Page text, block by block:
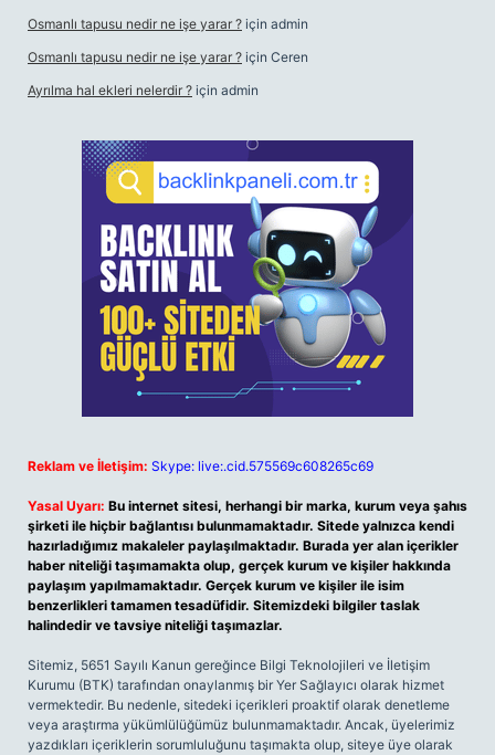
Osmanlı tapusu nedir ne işe yarar ? için admin
Osmanlı tapusu nedir ne işe yarar ? için Ceren
Ayrılma hal ekleri nelerdir ? için admin
Reklam ve İletişim: Skype: live:.cid.575569c608265c69
Yasal Uyarı: Bu internet sitesi, herhangi bir marka, kurum veya şahıs
şirketi ile hiçbir bağlantısı bulunmamaktadır. Sitede yalnızca kendi
hazırladığımız makaleler paylaşılmaktadır. Burada yer alan içerikler
haber niteliği taşımamakta olup, gerçek kurum ve kişiler hakkında
paylaşım yapılmamaktadır. Gerçek kurum ve kişiler ile isim
benzerlikleri tamamen tesadüfidir. Sitemizdeki bilgiler taslak
halindedir ve tavsiye niteliği taşımazlar.
Sitemiz, 5651 Sayılı Kanun gereğince Bilgi Teknolojileri ve İletişim
Kurumu (BTK) tarafından onaylanmış bir Yer Sağlayıcı olarak hizmet
vermektedir. Bu nedenle, sitedeki içerikleri proaktif olarak denetleme
veya araştırma yükümlülüğümüz bulunmamaktadır. Ancak, üyelerimiz
yazdıkları içeriklerin sorumluluğunu taşımakta olup, siteye üye olarak